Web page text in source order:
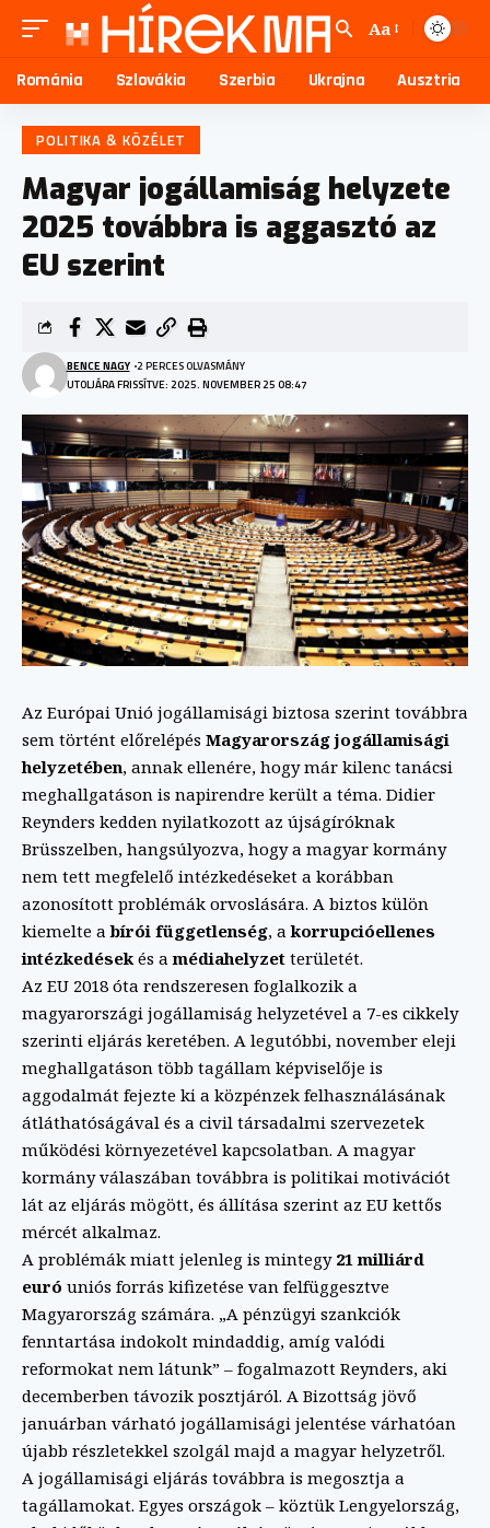
Aa
Románia Szlovákia Szerbia Ukrajna Ausztria
POLITIKA & KÖZÉLET
Magyar jogállamiság helyzete
2025 továbbra is aggasztó az
EU szerint
UTOLJÁRA FRISSÍTVE: 2025. NOVEMBER 25 08:47
BENCE NAGY 2 PERCES OLVASMÁNY
Az Európai Unió jogállamisági biztosa szerint továbbra
sem történt előrelépés Magyarország jogállamisági
helyzetében, annak ellenére, hogy már kilenc tanácsi
meghallgatáson is napirendre került a téma. Didier
Reynders kedden nyilatkozott az újságíróknak
Brüsszelben, hangsúlyozva, hogy a magyar kormány
nem tett megfelelő intézkedéseket a korábban
azonosított problémák orvoslására. A biztos külön
kiemelte abírói függetlenség, akorrupcióellenes
intézkedések és amédiahelyzet területét.
Az EU 2018 óta rendszeresen foglalkozik a
magyarországi jogállamiság helyzetével a 7-es cikkely
szerinti eljárás keretében. A legutóbbi, november eleji
meghallgatáson több tagállam képviselője is
aggodalmát fejezte ki a közpénzek felhasználásának
átláthatóságával és a civil társadalmi szervezetek
működési környezetével kapcsolatban. A magyar
kormány válaszában továbbra is politikai motivációt
lát az eljárás mögött, és állítása szerint az EU kettős
mércét alkalmaz.
A problémák miatt jelenleg is mintegy 21 milliárd
euró uniós forrás kifizetése van felfüggesztve
Magyarország számára. „A pénzügyi szankciók
fenntartása indokolt mindaddig, amíg valódi
reformokat nem látunk” – fogalmazott Reynders, aki
decemberben távozik posztjáról. A Bizottság jövő
januárban várható jogállamisági jelentése várhatóan
újabb részletekkel szolgál majd a magyar helyzetről.
A jogállamisági eljárás továbbra is megosztja a
tagállamokat. Egyes országok – köztük Lengyelország,